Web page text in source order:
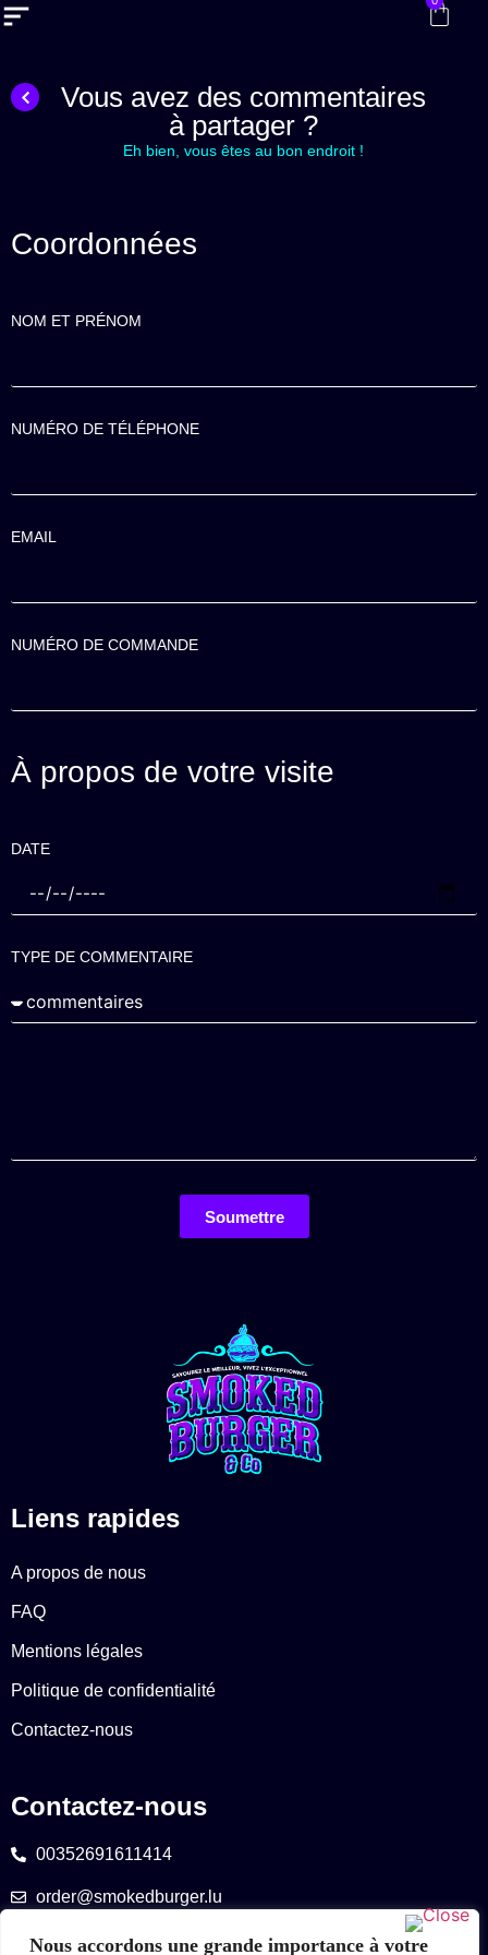
Nous accordons une grande importance à votre
Vous avez des commentaires
à partager ?
Eh bien, vous êtes au bon endroit !
Coordonnées
NOM ET PRÉNOM
NUMÉRO DE TÉLÉPHONE
EMAIL
NUMÉRO DE COMMANDE
À propos de votre visite
DATE
TYPE DE COMMENTAIRE
Soumettre
Liens rapides
A propos de nous
FAQ
Mentions légales
Politique de confidentialité
Contactez-nous
Contactez-nous
00352691611414
order@smokedburger.lu